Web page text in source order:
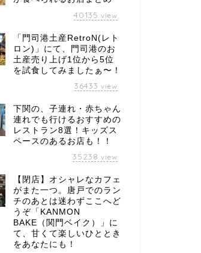
40135 view
「門司港土産RetroN(レト
ロン)」にて、門司港のお
土産売り上げ1位から5位
を試食してみましたぁ〜！
36433 view
下関の、子連れ・赤ちゃん
連れでも行けるおすすめの
レストラン8選！キッズス
ペースのあるお店も！！
35238 view
【閉店】オシャレなカフェ
がまた一つ。唐戸でのラン
チのあとは迷わずここへど
うぞ「KANMON
BAKE（関門ベイク）」に
て、甘くて楽しいひととき
をあなたにも！